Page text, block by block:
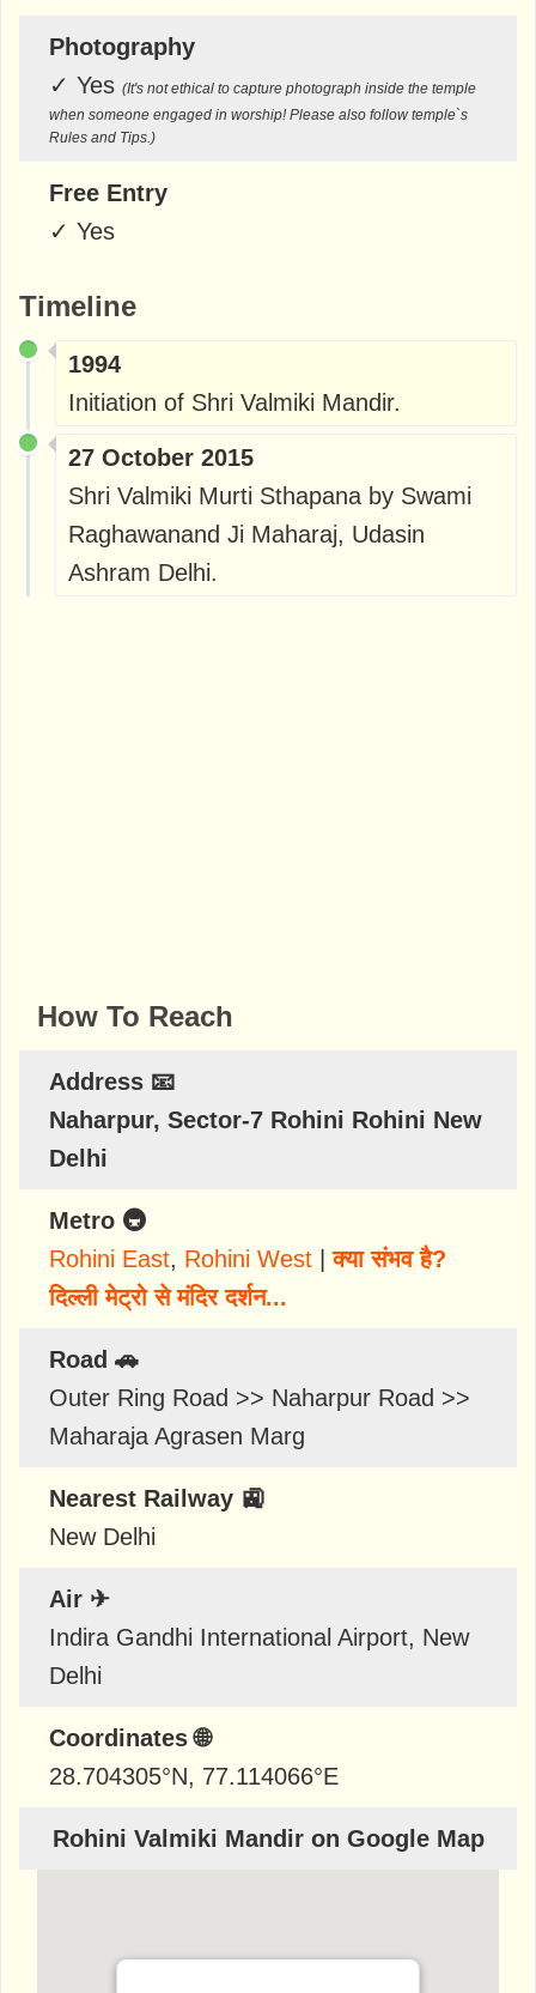
Photography
✓ Yes (It's not ethical to capture photograph inside the temple
when someone engaged in worship! Please also follow temple`s
Rules and Tips.)
Free Entry
✓ Yes
Timeline
1994
Initiation of Shri Valmiki Mandir.
27 October 2015
Shri Valmiki Murti Sthapana by Swami
Raghawanand Ji Maharaj, Udasin
Ashram Delhi.
How To Reach
Address 📧
Naharpur, Sector-7 Rohini Rohini New
Delhi
Metro 🚇
Rohini East, Rohini West |क्या संभव है?
दिल्ली मेट्रो से मंदिर दर्शन...
Road 🚗
Outer Ring Road >> Naharpur Road >>
Maharaja Agrasen Marg
Nearest Railway 🚉
New Delhi
Air ✈
Indira Gandhi International Airport, New
Delhi
Coordinates 🌐
28.704305°N, 77.114066°E
Rohini Valmiki Mandir on Google Map